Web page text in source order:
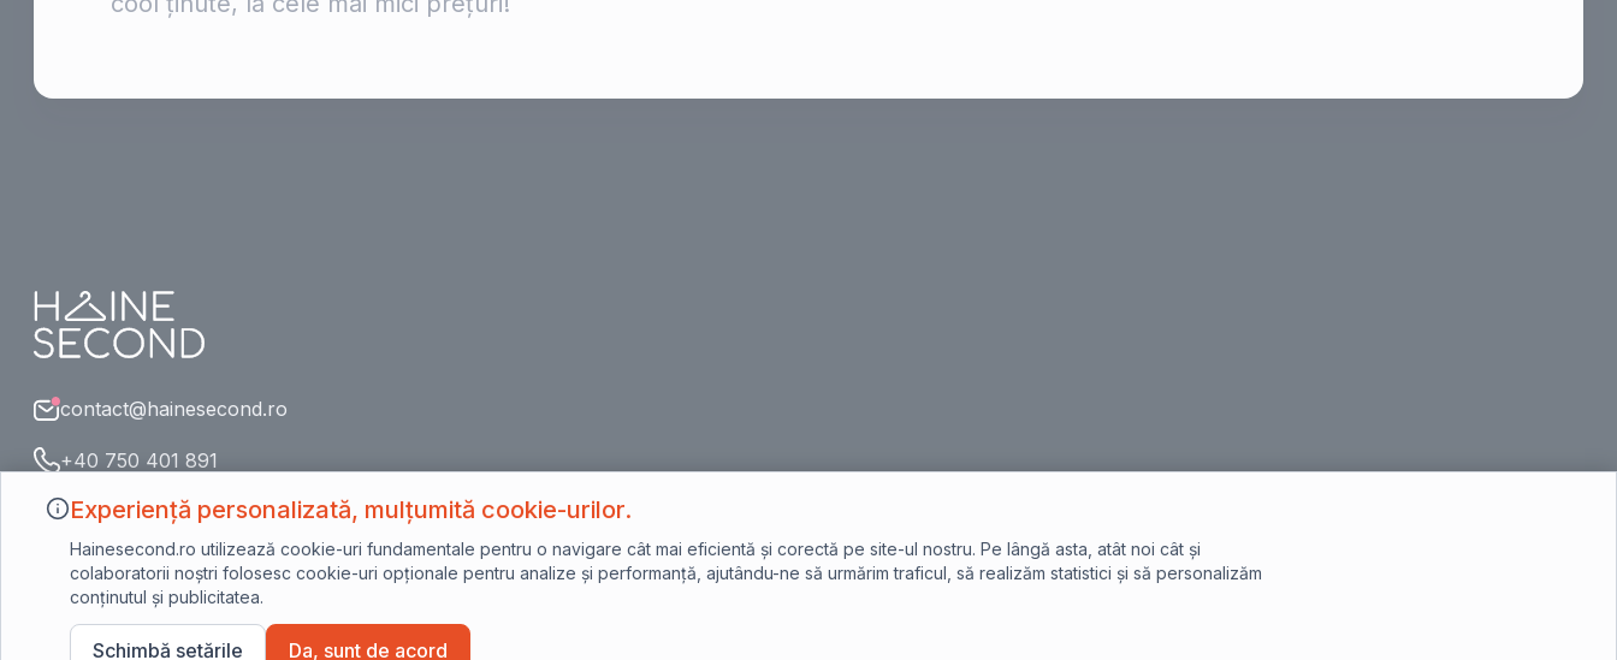
contact@hainesecond.ro
+40 750 401 891
©2023 Hainesecond.ro - Toate drepturile rezervate.
Experiență personalizată, mulțumită cookie-urilor.
Hainesecond.ro utilizează cookie-uri fundamentale pentru o navigare cât mai eficientă și corectă pe site-ul nostru. Pe lângă asta, atât noi cât și
colaboratorii noștri folosesc cookie-uri opționale pentru analize și performanță, ajutându-ne să urmărim traficul, să realizăm statistici și să personalizăm
conținutul și publicitatea.
Schimbă setările Da, sunt de acord